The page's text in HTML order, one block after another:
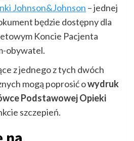
Johnson&Johnson – jednej
będzie dostępny dla
Koncie Pacjenta
obywatel.
z jednego z tych dwóch
mogą poprosić owydruk
Podstawowej Opieki
szczepień.